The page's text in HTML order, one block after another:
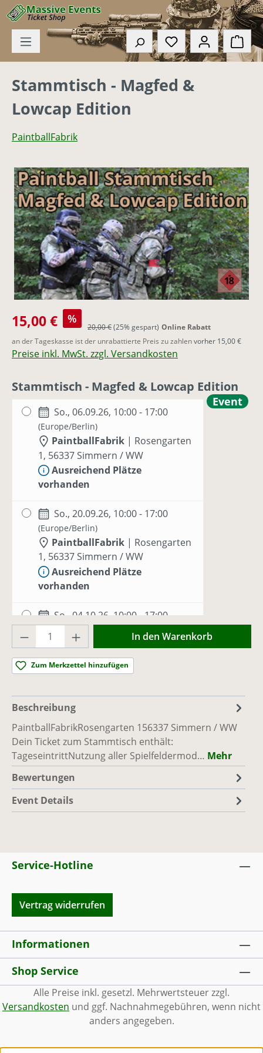
Zum Hauptinhalt springen
Du hast 0
Stammtisch - Magfed &
Lowcap Edition
PaintballFabrik
Bildergalerie überspringen
Verkaufspreis:
15,00 € %
Regulärer Preis:
20,00 €(25% gespart) Online Rabatt
an der Tageskasse ist der unrabattierte Preis zu zahlenvorher 15,00 €
Preise inkl. MwSt. zzgl. Versandkosten
Stammtisch - Magfed & Lowcap Edition
Event
So., 06.09.26, 10:00 - 17:00
(Europe/Berlin)
PaintballFabrik | Rosengarten
1, 56337 Simmern / WW
Ausreichend Plätze
vorhanden
So., 20.09.26, 10:00 - 17:00
(Europe/Berlin)
PaintballFabrik | Rosengarten
1, 56337 Simmern / WW
Ausreichend Plätze
vorhanden
So., 04.10.26, 10:00 - 17:00
PaintballFabrik |Rosengarten
1, 56337 Simmern / WW
Ausreichend Plätze
So., 18.10.26, 10:00 - 17:00
(Europe/Berlin)
PaintballFabrik|Rosengarten
1, 56337 Simmern / WW
Ausreichend Plätze
vorhanden
1, 56337 Simmern / WW
vorhanden
Produkt Anzahl: Gib den gewünschten
In den Warenkorb
Zum Merkzettel hinzufügen
Beschreibung
PaintballFabrikRosengarten 156337 Simmern / WW
Dein Ticket zum Stammtisch enthält:
TageseintrittNutzung aller Spielfeldermod… Mehr
Bewertungen
Event Details
Service-Hotline
Vertrag widerrufen
Informationen
Shop Service
Alle Preise inkl. gesetzl. Mehrwertsteuer zzgl.
Versandkosten und ggf. Nachnahmegebühren, wenn nicht
anders angegeben.